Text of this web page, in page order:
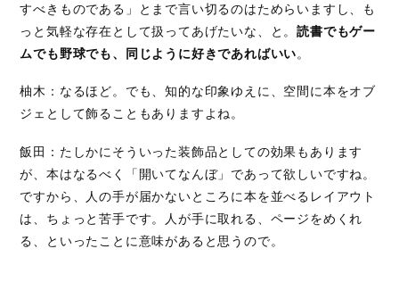
すべきものである」とまで言い切るのはためらいますし、も
っと気軽な存在として扱ってあげたいな、と。読書でもゲー
ムでも野球でも、同じように好きであればいい。
柚木：なるほど。でも、知的な印象ゆえに、空間に本をオブ
ジェとして飾ることもありますよね。
飯田：たしかにそういった装飾品としての効果もあります
が、本はなるべく「開いてなんぼ」であって欲しいですね。
ですから、人の手が届かないところに本を並べるレイアウト
は、ちょっと苦手です。人が手に取れる、ページをめくれ
る、といったことに意味があると思うので。